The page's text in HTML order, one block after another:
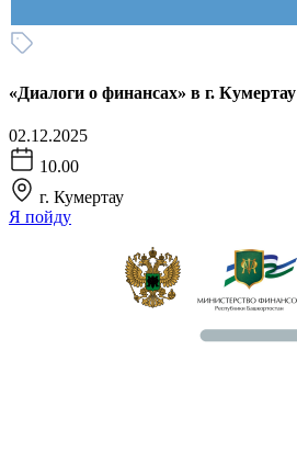
«Диалоги о финансах» в г. Кумертау
02.12.2025
10.00
г. Кумертау
Я пойду